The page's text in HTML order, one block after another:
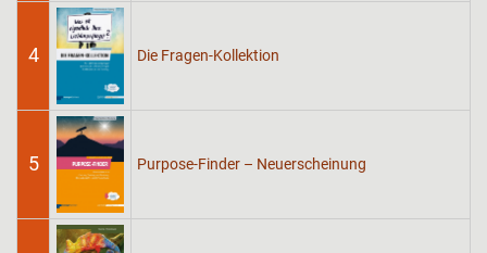
4 Die Fragen-Kollektion
5 Purpose-Finder – Neuerscheinung